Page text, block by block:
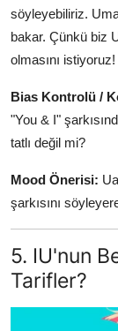
söyleyebiliriz.
bakar. Çünkü biz
olmasını istiyoruz!
Bias Kontrolü /
"You & I"
tatlı değil mi?
Mood Önerisi:
şarkısını
5. IU'nun
Tarifler?